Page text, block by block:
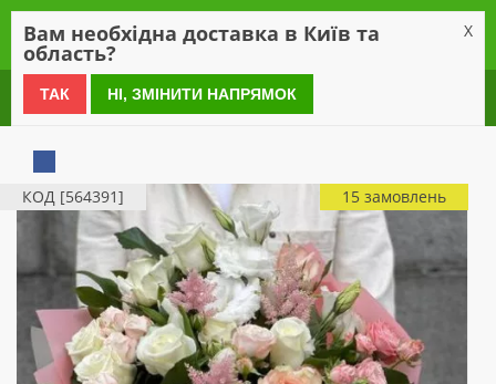
0 800 21 54 55
КОД [564391] 15 замовлень
Вам необхідна доставка в Київ та
область?
X
ТАК НІ, ЗМІНИТИ НАПРЯМОК